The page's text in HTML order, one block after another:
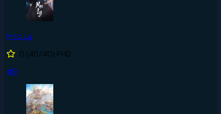
Mạc Ly
0 (40/40) FHD
#9